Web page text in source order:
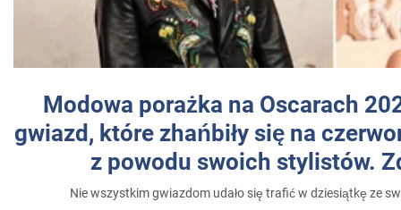
Modowa porażka na Oscarach
gwiazd, które zhańbiły się na
z powodu swoich stylistów.
Nie wszystkim gwiazdom udało się trafić w dziesiątkę ze